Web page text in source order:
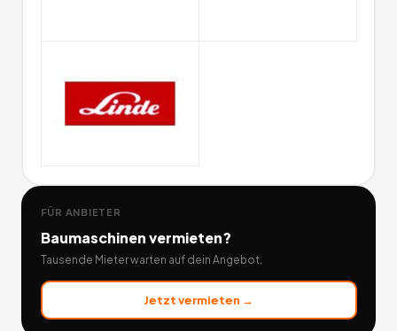
FÜR ANBIETER
Baumaschinenvermieten?
Tausende Mieter warten auf dein Angebot.
Jetzt vermieten →